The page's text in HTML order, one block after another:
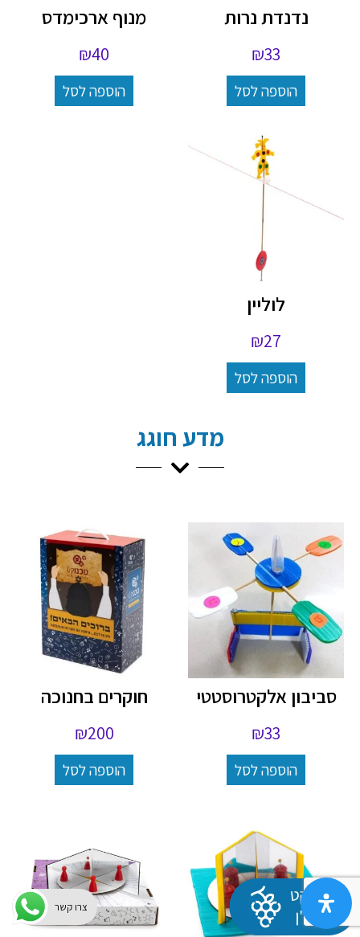
נדנדת נרות
₪33
הוספה לסל
מנוף ארכימדס
₪40
הוספה לסל
לוליין
₪27
הוספה לסל
מדע חוגג
סביבון אלקטרוסטטי
₪33
הוספה לסל
חוקרים בחנוכה
₪200
הוספה לסל
צרו קשר